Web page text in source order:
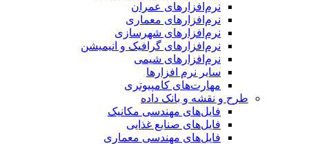
نرم‌افزارهای عمران
نرم‌افزارهای معماری
نرم‌افزارهای شهرسازی
نرم‌افزارهای گرافیک و انیمیشن
نرم‌افزارهای شیمی
سایر نرم افزارها
مهارت‌های کامپیوتری
طرح و نقشه و بانک داده
فایل‌های مهندسی مکانیک
فایل‌های صنایع غذایی
فایل‌های مهندسی معماری